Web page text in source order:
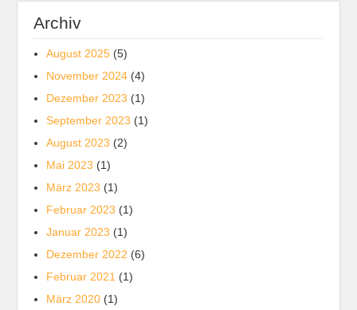
Archiv
August 2025 (5)
November 2024 (4)
Dezember 2023 (1)
September 2023 (1)
August 2023 (2)
Mai 2023 (1)
März 2023 (1)
Februar 2023 (1)
Januar 2023 (1)
Dezember 2022 (6)
Februar 2021 (1)
März 2020 (1)